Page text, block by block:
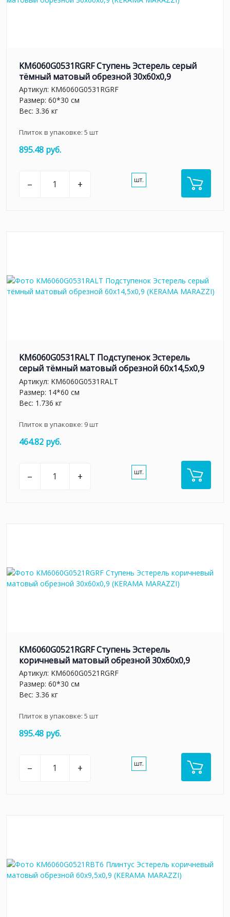
KM6060G0531RGRF Ступень Эстерель серый
тёмный матовый обрезной 30x60x0,9
Артикул: KM6060G0531RGRF
Размер: 60*30 см
Вес: 3.36 кг
Плиток в упаковке: 5 шт
895.48 руб.
– + шт.
KM6060G0531RALT Подступенок Эстерель
серый тёмный матовый обрезной 60x14,5x0,9
Артикул: KM6060G0531RALT
Размер: 14*60 см
Вес: 1.736 кг
Плиток в упаковке: 9шт
464.82 руб.
– + шт.
KM6060G0521RGRF Ступень Эстерель
коричневый матовый обрезной 30x60x0,9
Артикул: KM6060G0521RGRF
Размер: 60*30 см
Вес: 3.36 кг
Плиток в упаковке: 5 шт
895.48 руб.
– + шт.